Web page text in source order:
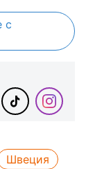
с
Швеция